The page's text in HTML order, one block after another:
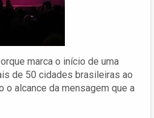
marca o início de uma
de 50 cidades brasileiras ao
o alcance da mensagem que a